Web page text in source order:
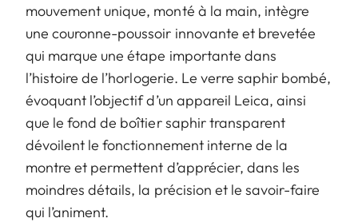
mouvement unique, monté à la main, intègre
une couronne-poussoir innovante et brevetée
qui marque une étape importante dans
l’histoire de l’horlogerie. Le verre saphir bombé,
évoquant l’objectif d’un appareil Leica, ainsi
que le fond de boîtier saphir transparent
dévoilent le fonctionnement interne de la
montre et permettent d’apprécier, dans les
moindres détails, la précision et le savoir-faire
qui l’animent.